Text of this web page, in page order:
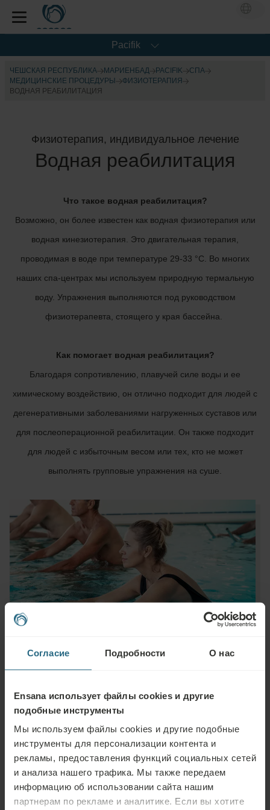
Согласие Подробности О нас
Ensana использует файлы cookies и другие
подобные инструменты
Мы используем файлы cookies и другие подобные
инструменты для персонализации контента и
рекламы, предоставления функций социальных сетей
и анализа нашего трафика. Мы также передаем
информацию об использовании сайта нашим
партнерам по рекламе и аналитике. Если вы хотите
Pacifik
ЧЕШСКАЯ РЕСПУБЛИКА МАРИЕНБАД PACIFIK
СПА
МЕДИЦИНСКИЕ ПРОЦЕДУРЫ
ФИЗИОТЕРАПИЯ
ВОДНАЯ РЕАБИЛИТАЦИЯ
Физиотерапия, индивидуальное лечение
Водная реабилитация
Что такое водная реабилитация?
Возможно, он более известен как водная физиотерапия или
водная кинезиотерапия. Это двигательная терапия,
проводимая в воде при температуре 29-33 °C. Во многих
наших спа-центрах мы используем природную термальную
воду. Упражнения выполняются под руководством
физиотерапевта, стоящего у края бассейна.
Как помогает водная реабилитация?
Благодаря сопротивлению, плавучей силе воды и ее
химическому воздействию, он отлично подходит для людей с
дегенеративными заболеваниями нагруженных суставов или
для послеоперационной реабилитации. Он также подходит
для людей с избыточным весом или тех, кто не может
выполнять групповые упражнения на суше.
Задать вопрос
Пожалуйста, свяжитесь с нами по любому вопросу, связанному с
нашими отелями Ensana или услугами. Вопросы и ответы, связанные с
нашей программой лояльности, можно найти здесь.